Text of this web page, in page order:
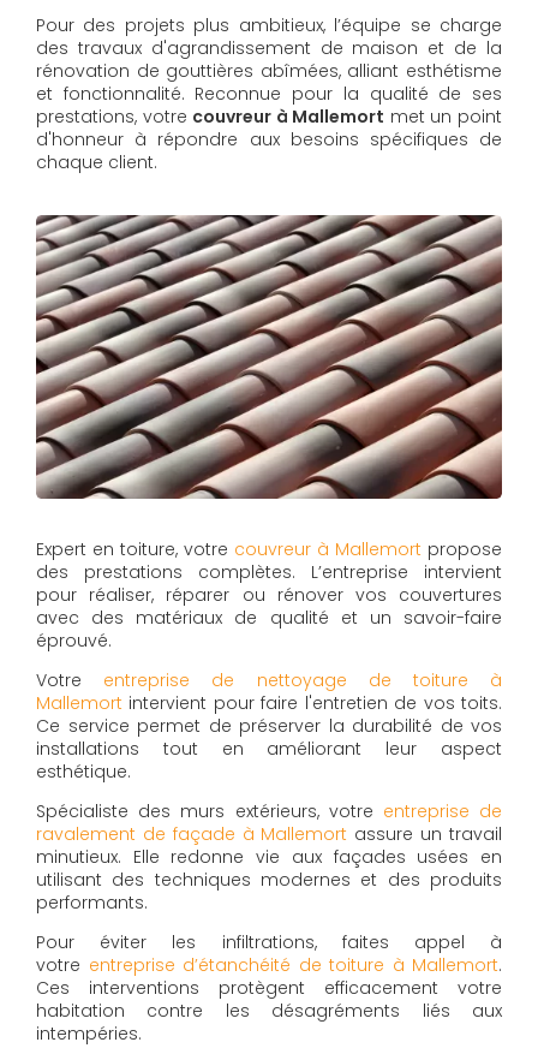
Pour des projets plus ambitieux, l’équipe se charge
des travaux d'agrandissement de maison et de la
rénovation de gouttières abîmées, alliant esthétisme
et fonctionnalité. Reconnue pour la qualité de ses
prestations, votre couvreur à Mallemort met un point
d'honneur à répondre aux besoins spécifiques de
chaque client.
Expert en toiture, votre couvreur à Mallemort propose
des prestations complètes. L’entreprise intervient
pour réaliser, réparer ou rénover vos couvertures
avec des matériaux de qualité et un savoir-faire
éprouvé.
Votre entreprise de nettoyage de toiture à
Mallemort intervient pour faire l'entretien de vos toits.
Ce service permet de préserver la durabilité de vos
installations tout en améliorant leur aspect
esthétique.
Spécialiste des murs extérieurs, votre entreprise de
ravalement de façade à Mallemort assure un travail
minutieux. Elle redonne vie aux façades usées en
utilisant des techniques modernes et des produits
performants.
Pour éviter les infiltrations, faites appel à
votre entreprise d’étanchéité de toiture à Mallemort.
Ces interventions protègent efficacement votre
habitation contre les désagréments liés aux
intempéries.